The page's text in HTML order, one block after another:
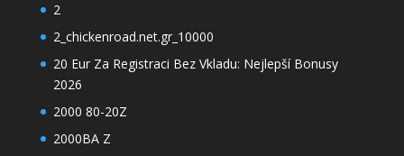
2
2_chickenroad.net.gr_10000
20 Eur Za Registraci Bez Vkladu: Nejlepší Bonusy
2026
2000 80-20Z
2000BA Z